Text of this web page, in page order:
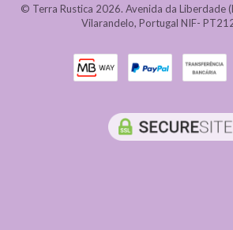
© Terra Rustica 2026. Avenida da Liberdade
Vilarandelo, Portugal NIF-